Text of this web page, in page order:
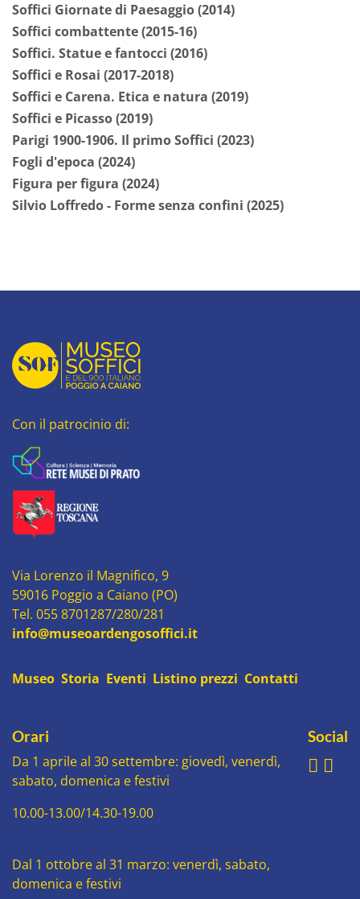
Soffici Giornate di Paesaggio (2014)
Soffici combattente (2015-16)
Soffici. Statue e fantocci (2016)
Soffici e Rosai (2017-2018)
Soffici e Carena. Etica e natura (2019)
Soffici e Picasso (2019)
Parigi 1900-1906. Il primo Soffici (2023)
Fogli d'epoca (2024)
Figura per figura (2024)
Silvio Loffredo - Forme senza confini (2025)
Con il patrocinio di:
Via Lorenzo il Magnifico, 9
59016 Poggio a Caiano (PO)
Tel. 055 8701287/280/281
info@museoardengosoffici.it
Museo Storia Eventi Listino prezzi Contatti
Orari
Da 1 aprile al 30 settembre: giovedì, venerdì,
sabato, domenica e festivi
10.00-13.00/14.30-19.00
Dal 1 ottobre al 31 marzo: venerdì, sabato,
domenica e festivi
Social